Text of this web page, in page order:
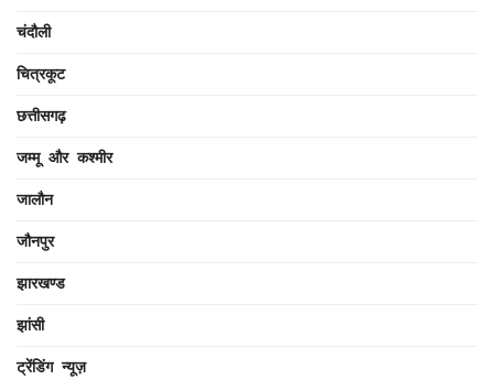
चंदौली
चित्रकूट
छत्तीसगढ़
जम्मू और कश्मीर
जालौन
जौनपुर
झारखण्ड
झांसी
ट्रेंडिंग न्यूज़